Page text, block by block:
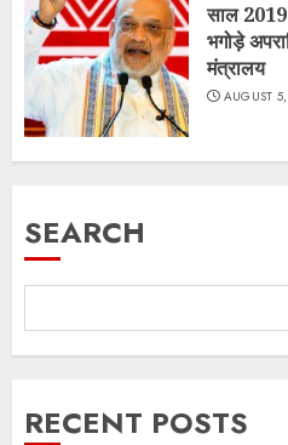
साल
भगोड़े
मंत्रालय
AUGUST
SEARCH
RECENT POSTS